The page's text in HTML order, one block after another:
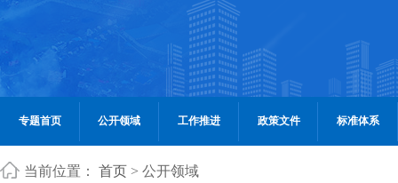
专题首页 公开领域 工作推进 政策文件 标准体系
当前位置： 首页 > 公开领域